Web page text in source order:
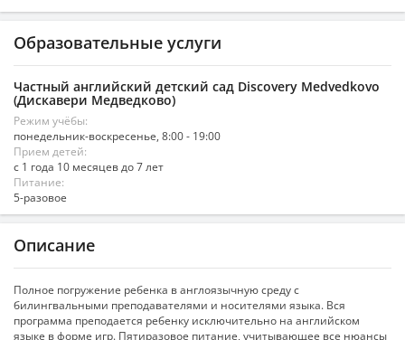
Образовательные услуги
Частный английский детский сад Discovery Medvedkovo
(Дискавери Медведково)
Режим учёбы:
понедельник-воскресенье, 8:00 - 19:00
Прием детей:
с 1 года 10 месяцев до 7 лет
Питание:
5-разовое
Описание
Полное погружение ребенка в англоязычную среду с
билингвальными преподавателями и носителями языка. Вся
программа преподается ребенку исключительно на английском
языке в форме игр. Пятиразовое питание, учитывающее все нюансы